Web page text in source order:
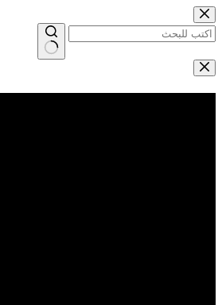
التجاوز
إلى
المحتوى
لا
نتائج